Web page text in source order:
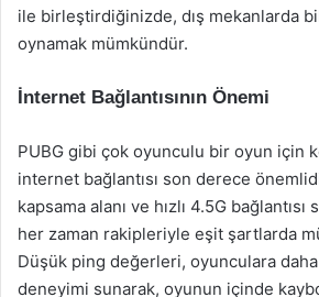
ile birleştirdiğinizde, dış mekanlarda
oynamak mümkündür.
İnternet Bağlantısının Önemi
PUBG gibi çok oyunculu bir oyun için
internet bağlantısı son derece
kapsama alanı ve hızlı 4.5G
her zaman rakipleriyle eşit şartlarda
Düşük ping değerleri, oyunculara daha
deneyimi sunarak, oyunun içinde